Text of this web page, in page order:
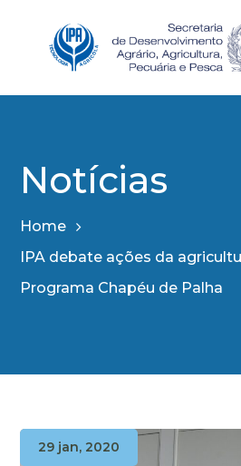
Notícias
Home
IPA debate ações da
Programa Chapéu de Palha
29 jan, 2020